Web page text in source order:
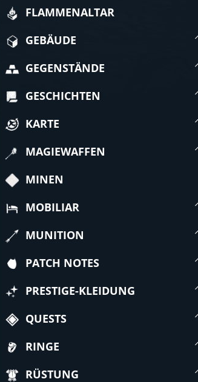
FLAMMENALTAR
GEBÄUDE
GEGENSTÄNDE
GESCHICHTEN
KARTE
MAGIEWAFFEN
MINEN
MOBILIAR
MUNITION
PATCH NOTES
PRESTIGE-KLEIDUNG
QUESTS
RINGE
RÜSTUNG